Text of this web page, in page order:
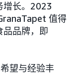
增长。2023
值得
品品牌，即
望与经验丰